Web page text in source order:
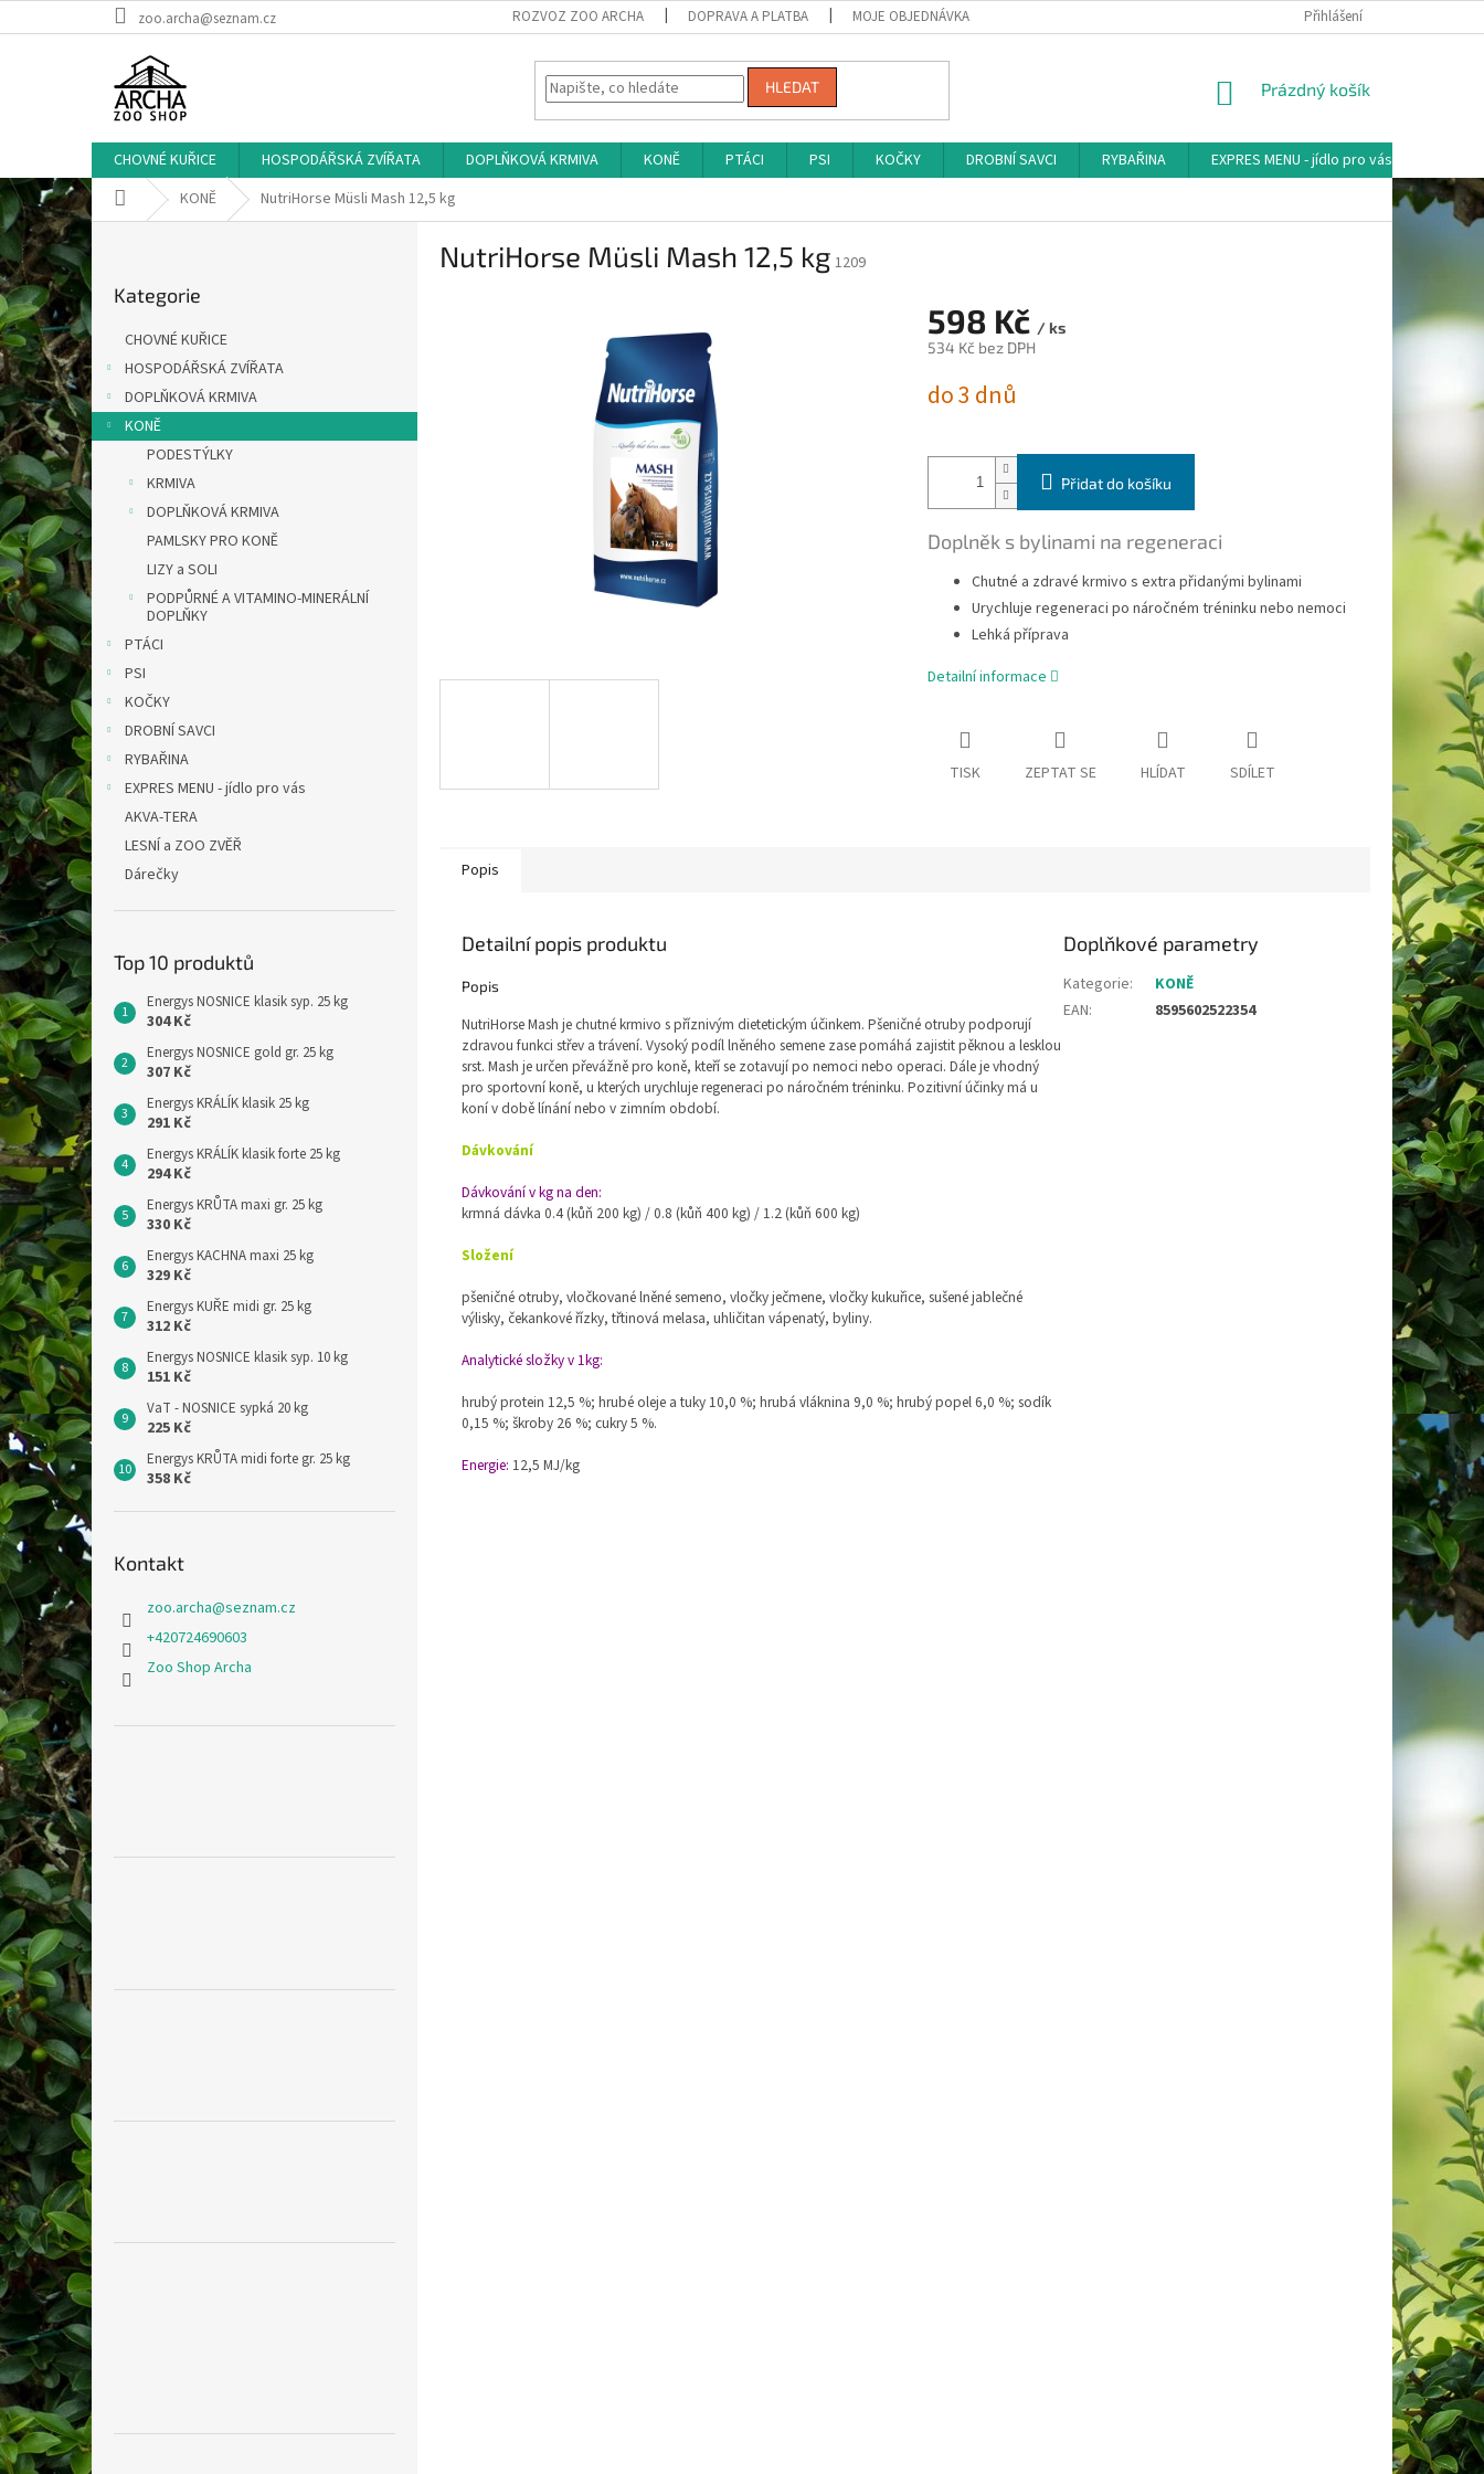
na
zoo.archa@seznam.cz ROZVOZ ZOO ARCHA DOPRAVA A PLATBA MOJE OBJEDNÁVKA Přihlášení
HLEDAT
NÁKUPNÍ
Prázdný košík
CHOVNÉ KUŘICE HOSPODÁŘSKÁ ZVÍŘATA DOPLŇKOVÁ KRMIVA KONĚ PTÁCI PSI KOČKY DROBNÍ SAVCI RYBAŘINA EXPRES MENU - jídlo pro vás
Domů KONĚ NutriHorse Müsli Mash 12,5 kg
o
s
t
r
n
n
p
a
n
e
l
kategorie
Kategorie
CHOVNÉ KUŘICE
HOSPODÁŘSKÁ ZVÍŘATA
DOPLŇKOVÁ KRMIVA
KONĚ
PODESTÝLKY
KRMIVA
DOPLŇKOVÁ KRMIVA
PAMLSKY PRO KONĚ
LIZY a SOLI
PODPŮRNÉ A VITAMINO-MINERÁLNÍ
DOPLŇKY
PTÁCI
PSI
KOČKY
DROBNÍ SAVCI
RYBAŘINA
EXPRES MENU - jídlo pro vás
AKVA-TERA
LESNÍ a ZOO ZVĚŘ
Dárečky
Top 10 produktů
Energys NOSNICE klasik syp. 25 kg
304 Kč
Energys NOSNICE gold gr. 25 kg
307 Kč
Energys KRÁLÍK klasik 25 kg
291 Kč
Energys KRÁLÍK klasik forte 25 kg
294 Kč
Energys KRŮTA maxi gr. 25 kg
330 Kč
Energys KACHNA maxi 25 kg
329 Kč
Energys KUŘE midi gr. 25 kg
312 Kč
Energys NOSNICE klasik syp. 10 kg
151 Kč
VaT - NOSNICE sypká 20 kg
225 Kč
Energys KRŮTA midi forte gr. 25 kg
358 Kč
Kontakt
zoo.archa@seznam.cz
+420724690603
Zoo Shop Archa
NutriHorse Müsli Mash 12,5 kg 1209
598 Kč / ks
534 Kč bez DPH
cena:
do 3 dnů
Přidat do košíku
Doplněk s bylinami na regeneraci
Chutné a zdravé krmivo s extra přidanými bylinami
Urychluje regeneraci po náročném tréninku nebo nemoci
Lehká příprava
Detailní informace
TISK ZEPTAT SE HLÍDAT SDÍLET
Popis
Detailní popis produktu
Popis
NutriHorse Mash je chutné krmivo s příznivým dietetickým účinkem. Pšeničné otruby podporují
zdravou funkci střev a trávení. Vysoký podíl lněného semene zase pomáhá zajistit pěknou a lesklou
srst. Mash je určen převážně pro koně, kteří se zotavují po nemoci nebo operaci. Dále je vhodný
pro sportovní koně, u kterých urychluje regeneraci po náročném tréninku. Pozitivní účinky má u
koní v době línání nebo v zimním období.
Dávkování
Dávkování v kg na den:
krmná dávka 0.4 (kůň 200 kg) / 0.8 (kůň 400 kg) / 1.2 (kůň 600 kg)
Složení
pšeničné otruby, vločkované lněné semeno, vločky ječmene, vločky kukuřice, sušené jablečné
výlisky, čekankové řízky, třtinová melasa, uhličitan vápenatý, byliny.
Analytické složky v 1kg:
hrubý protein 12,5 %; hrubé oleje a tuky 10,0 %; hrubá vláknina 9,0 %; hrubý popel 6,0 %; sodík
0,15 %; škroby 26 %; cukry 5 %.
Energie: 12,5 MJ/kg
Doplňkové parametry
Kategorie:
KONĚ
EAN: 8595602522354